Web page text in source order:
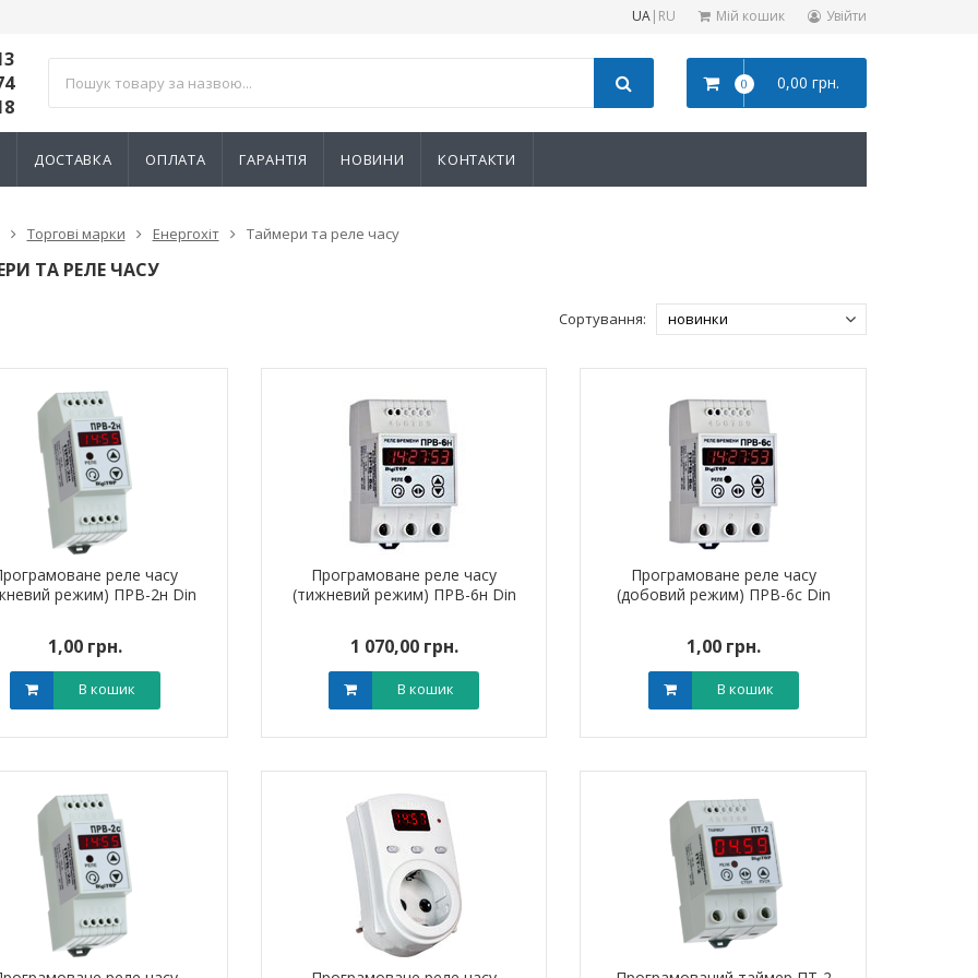
UA| RU Мій кошик Увійти
0 0,00 грн.
ДОСТАВКА ОПЛАТА ГАРАНТІЯ НОВИНИ КОНТАКТИ
NIK 2300
обл)
грн.
В кошик
(Дніпропетровська обл)
3 799,00 грн.
В кошик
Торгові марки Енергохіт Таймери та реле часу
ТА РЕЛЕ ЧАСУ
Сортування:
реле часу
режим) ПРВ-2н Din
1,00 грн.
В кошик
Програмоване реле часу
(тижневий режим) ПРВ-6н Din
1 070,00 грн.
В кошик
Програмоване реле часу
(добовий режим) ПРВ-6с Din
1,00 грн.
В кошик